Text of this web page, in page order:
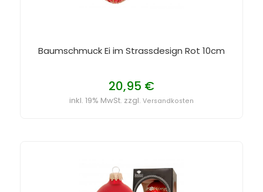
Baumschmuck Ei im Strassdesign Rot 10cm
20,95 €
inkl. 19% MwSt. zzgl. Versandkosten